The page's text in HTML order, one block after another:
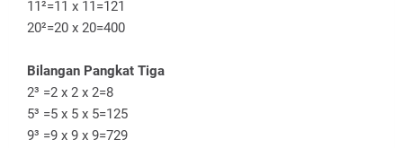
11²=11 x 11=121
20²=20 x 20=400
Bilangan Pangkat Tiga
2³ =2 x 2 x 2=8
5³ =5 x 5 x 5=125
9³ =9 x 9 x 9=729